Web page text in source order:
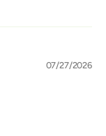
07/27/2026